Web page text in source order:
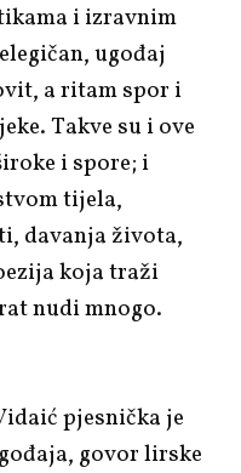
i izravnim
ugođaj
a ritam spor i
Takve su i ove
i spore; i
tijela,
davanja života,
koja traži
nudi mnogo.
pjesnička je
govor lirske